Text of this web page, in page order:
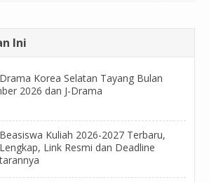
Ini
Korea Selatan Tayang Bulan
2026 dan J-Drama
Kuliah 2026-2027 Terbaru,
Link Resmi dan Deadline